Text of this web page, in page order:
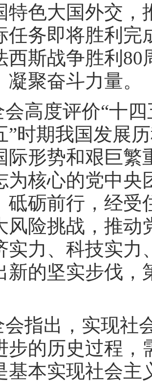
特色大国外交，
任务即将胜利
西斯战争胜利
凝聚奋斗力量。
会高度评价“十
”时期我国发展
际形势和艰巨繁
为核心的党中
砥砺前行，经
风险挑战，推动
实力、科技实力
新的坚实步伐，
会指出，实现社
步的历史过程，
基本实现社会主